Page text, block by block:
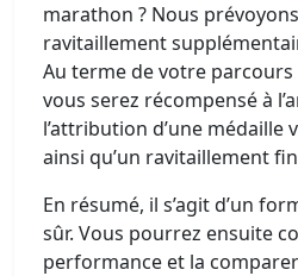
marathon ? Nous
ravitaillement
Au terme de votre parcours
vous serez récompensé à
l’attribution d’une médaille
ainsi qu’un ravitaillement
En résumé, il s’agit d’un
sûr. Vous pourrez ensuite
performance et la